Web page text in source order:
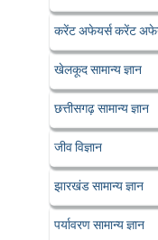
करेंट अफेयर्स करेंट
खेलकूद सामान्य ज्ञान
छत्तीसगढ़ सामान्य ज्ञान
जीव विज्ञान
झारखंड सामान्य ज्ञान
पर्यावरण सामान्य ज्ञान